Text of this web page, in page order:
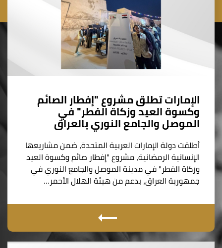
الإمارات تطلق مشروع "إفطار الصائم
وكسوة العيد وزكاة الفطر" في
الموصل والجامع النوري بالعراق
أطلقت دولة الإمارات العربية المتحدة، ضمن مشاريعها
الإنسانية الرمضانية، مشروع "إفطار صائم وكسوة العيد
وزكاة الفطر" في مدينة الموصل والجامع النوري في
جمهورية العراق، بدعم من هيئة الهلال الأحمر…